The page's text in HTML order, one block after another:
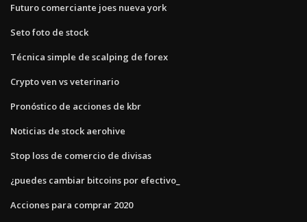
Futuro comerciante joes nueva york
Seto foto de stock
Técnica simple de scalping de forex
Crypto ven vs veterinario
Pronóstico de acciones de kbr
Noticias de stock aerohive
Stop loss de comercio de divisas
¿puedes cambiar bitcoins por efectivo_
Acciones para comprar 2020